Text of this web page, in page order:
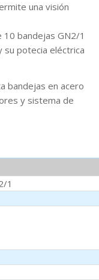
una visión
bandejas GN2/1
su potecia eléctrica
bandejas en acero
y sistema de
1